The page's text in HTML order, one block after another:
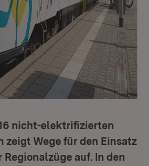
nicht-elektrifizierten
Wege für den Einsatz
auf. In den